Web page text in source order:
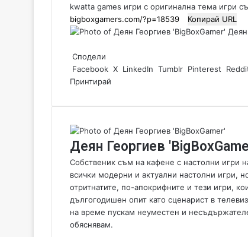
kwatta games игри с оригинална тема игри
Копирай URL
Сподели
Facebook X LinkedIn Tumblr Pinterest
Принтирай
Деян Георгиев
Собственик съм на кафене с настолни игри
всички модерни и актуални настолни игри,
отритнатите, по-апокрифните и тези игри,
дългогодишен опит като сценарист в
на време пускам неуместен и
обяснявам.